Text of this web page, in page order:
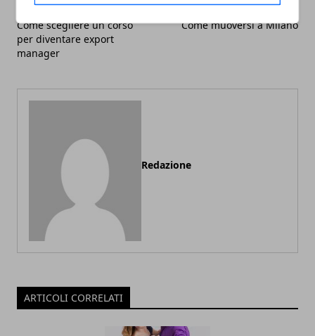
Articolo Precedente
Come scegliere un corso
per diventare export
manager
Articolo Successivo
Come muoversi a Milano
Redazione
ARTICOLI CORRELATI